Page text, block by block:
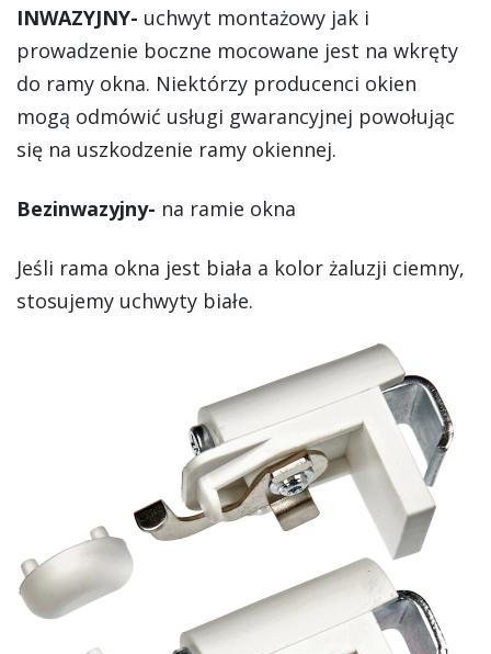
INWAZYJNY- uchwyt montażowy jak i
prowadzenie boczne mocowane jest na wkręty
do ramy okna. Niektórzy producenci okien
mogą odmówić usługi gwarancyjnej powołując
się na uszkodzenie ramy okiennej.
Bezinwazyjny- na ramie okna
Jeśli rama okna jest biała a kolor żaluzji ciemny,
stosujemy uchwyty białe.